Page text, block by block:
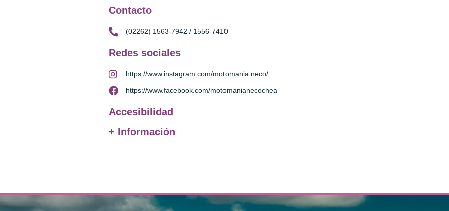
Contacto
(02262) 1563-7942 / 1556-7410
Redes sociales
https://www.instagram.com/motomania.neco/
https://www.facebook.com/motomanianecochea
Accesibilidad
+ Información